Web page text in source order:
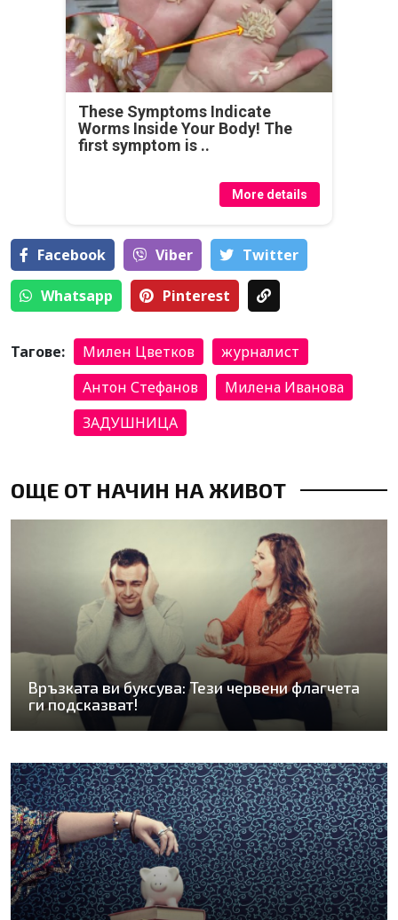
These Symptoms Indicate
Worms Inside Your Body! The
first symptom is ..
More details
Facebook Viber Тwitter
Whatsapp Pinterest
Тагове: Милен Цветков
журналист
Антон Стефанов
Милена Иванова
ЗАДУШНИЦА
ОЩЕ ОТ НАЧИН НА ЖИВОТ
Връзката ви буксува: Тези червени флагчета
ги подсказват!